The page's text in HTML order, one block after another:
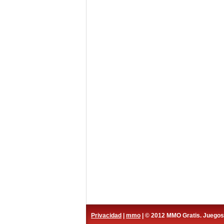
Privacidad mmo | © 2012 MMO Gratis.